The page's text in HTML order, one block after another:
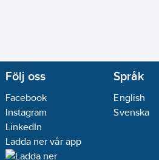
Följ oss
Facebook
Instagram
LinkedIn
Ladda ner vår app
Språk
English
Svenska